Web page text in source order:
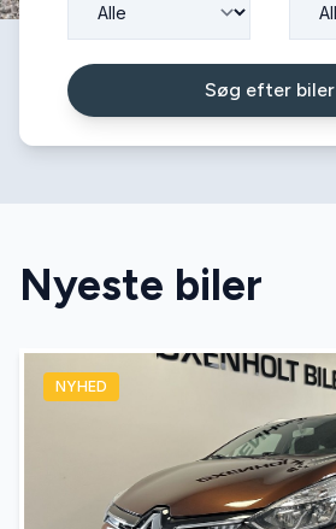
Søg efter biler
Nyeste biler
NYHED